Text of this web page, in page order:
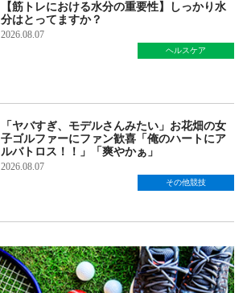
【筋トレにおける水分の重要性】しっかり水
分はとってますか？
2026.08.07
ヘルスケア
「ヤバすぎ、モデルさんみたい」お花畑の女
子ゴルファーにファン歓喜「俺のハートにア
ルバトロス！！」「爽やかぁ」
2026.08.07
その他競技